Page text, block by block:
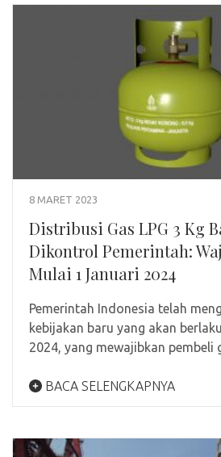
8 MARET 2023
Distribusi Gas LPG 3 Kg
Dikontrol Pemerintah:
Mulai 1 Januari 2024
Pemerintah Indonesia telah
kebijakan baru yang akan
2024, yang mewajibkan pembeli
BACA SELENGKAPNYA